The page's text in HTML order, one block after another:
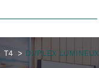
T4 DUPLEX LUMINEUX